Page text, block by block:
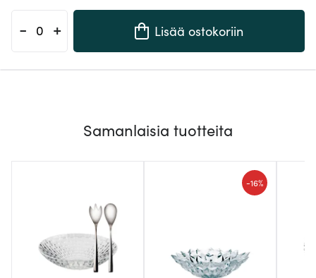
- + Lisää ostokoriin
Samanlaisia tuotteita
-16%